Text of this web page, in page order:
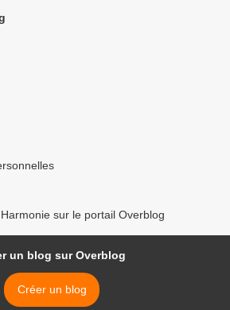
sur le portail Overblog
un blog sur Overblog
Créer un blog